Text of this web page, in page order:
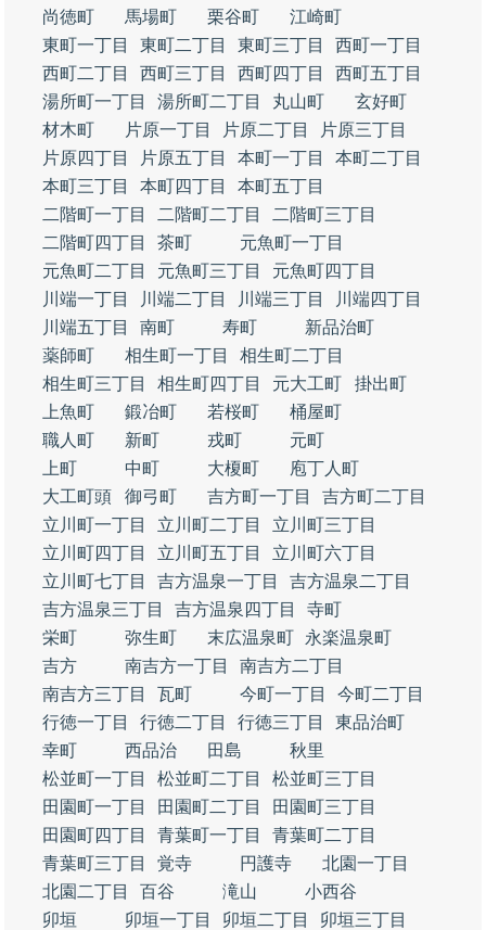
尚徳町 馬場町 栗谷町
江崎町
東町一丁目
東町二丁目 東町三丁目
西町一丁目
西町二丁目
西町三丁目 西町四丁目
西町五丁目
湯所町一丁目
湯所町二丁目 丸山町
玄好町
材木町
片原一丁目 片原二丁目
片原三丁目
片原四丁目
片原五丁目 本町一丁目
本町二丁目
本町三丁目
本町四丁目
本町五丁目
二階町一丁目
二階町二丁目
二階町三丁目
二階町四丁目
茶町
元魚町一丁目
元魚町二丁目
元魚町三丁目
元魚町四丁目
川端一丁目
川端二丁目 川端三丁目
川端四丁目
川端五丁目
南町 寿町
新品治町
薬師町
相生町一丁目
相生町二丁目
相生町三丁目
相生町四丁目 元大工町
掛出町
上魚町
鍛冶町 若桜町
桶屋町
職人町
新町 戎町
元町
上町
中町 大榎町
庖丁人町
大工町頭
御弓町 吉方町一丁目
吉方町二丁目
立川町一丁目
立川町二丁目
立川町三丁目
立川町四丁目
立川町五丁目
立川町六丁目
立川町七丁目
吉方温泉一丁目
吉方温泉二丁目
吉方温泉三丁目
吉方温泉四丁目
寺町
栄町
弥生町 末広温泉町
永楽温泉町
吉方
南吉方一丁目
南吉方二丁目
南吉方三丁目
瓦町 今町一丁目
今町二丁目
行徳一丁目
行徳二丁目 行徳三丁目
東品治町
幸町
西品治 田島
秋里
松並町一丁目
松並町二丁目
松並町三丁目
田園町一丁目
田園町二丁目
田園町三丁目
田園町四丁目
青葉町一丁目
青葉町二丁目
青葉町三丁目
覚寺 円護寺
北園一丁目
北園二丁目
百谷 滝山
小西谷
卯垣
卯垣一丁目 卯垣二丁目
卯垣三丁目